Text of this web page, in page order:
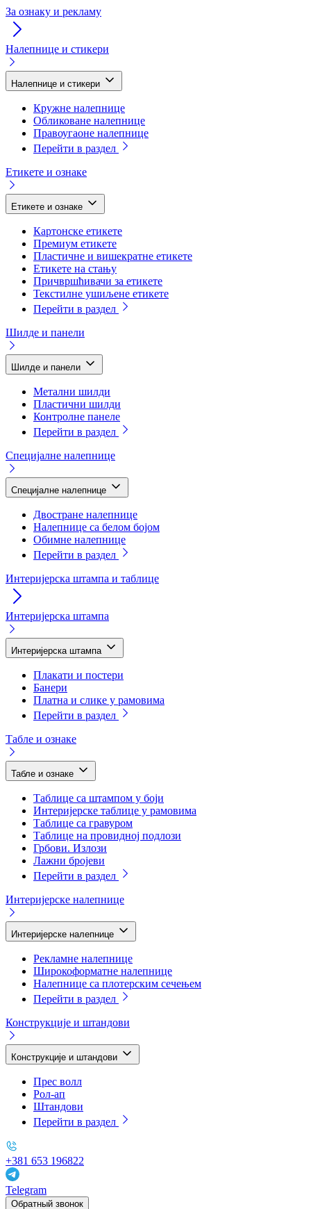
За ознаку и рекламу
Налепнице и стикери
Налепнице и стикери
Кружне налепнице
Обликоване налепнице
Правоугаоне налепнице
Перейти в раздел
Етикете и ознаке
Етикете и ознаке
Картонске етикете
Премиум етикете
Пластичне и вишекратне етикете
Етикете на стању
Причвршћивачи за етикете
Текстилне ушиљене етикете
Перейти в раздел
Шилде и панели
Шилде и панели
Метални шилди
Пластични шилди
Контролне панеле
Перейти в раздел
Специјалне налепнице
Специјалне налепнице
Двостране налепнице
Налепнице са белом бојом
Обимне налепнице
Перейти в раздел
Интеријерска штампа и таблице
Интеријерска штампа
Интеријерска штампа
Плакати и постери
Банери
Платна и слике у рамовима
Перейти в раздел
Табле и ознаке
Табле и ознаке
Таблице са штампом у боји
Интеријерске таблице у рамовима
Таблице са гравуром
Таблице на провидној подлози
Грбови. Излози
Лажни бројеви
Перейти в раздел
Интеријерске налепнице
Интеријерске налепнице
Рекламне налепнице
Широкоформатне налепнице
Налепнице са плотерским сечењем
Перейти в раздел
Конструкције и штандови
Конструкције и штандови
Прес волл
Рол-ап
Штандови
Перейти в раздел
+381 653 196822
Telegram
Обратный звонок